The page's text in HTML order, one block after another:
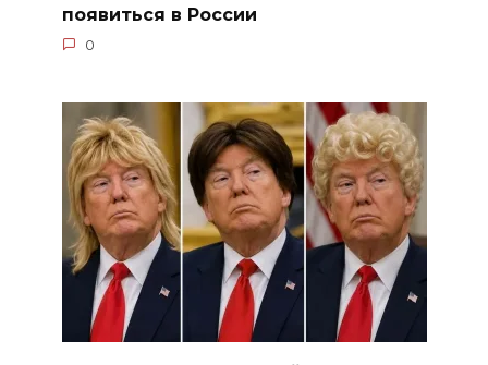
появиться в России
0